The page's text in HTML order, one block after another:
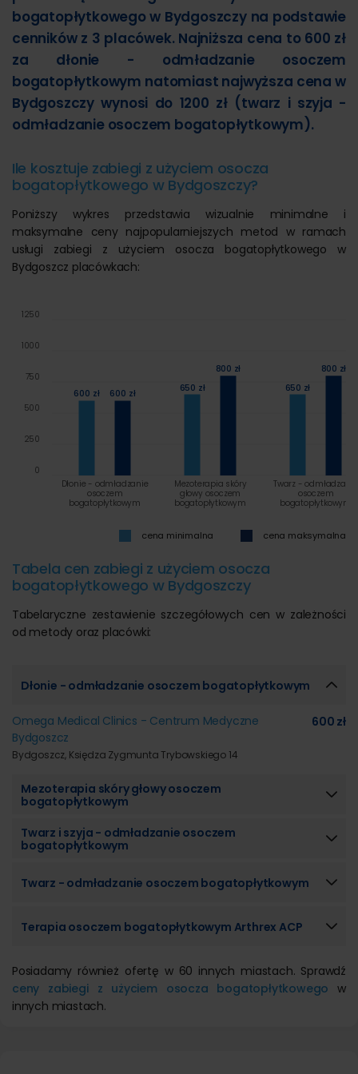
bogatopłytkowego w Bydgoszczy na podstawie
cenników z 3 placówek. Najniższa cena to 600 zł
za dłonie - odmładzanie osoczem
bogatopłytkowym natomiast najwyższa cena w
Bydgoszczy wynosi do 1200 zł (twarz i szyja -
odmładzanie osoczem bogatopłytkowym).
Ile kosztuje zabiegi z użyciem osocza
bogatopłytkowego w Bydgoszczy?
Poniższy wykres przedstawia wizualnie minimalne i
maksymalne ceny najpopularniejszych metod w ramach
usługi zabiegi z użyciem osocza bogatopłytkowego w
Bydgoszcz placówkach:
600 zł 650 zł 650 zł
600 zł
800 zł 800 zł
Dłonie - odmładzanie
osoczem
bogatopłytkowym
Mezoterapia skóry
głowy osoczem
bogatopłytkowym
Twarz - odmładzanie
osoczem
bogatopłytkowym
0
250
500
750
1000
1250
cena minimalna cena maksymalna
Tabela cen zabiegi z użyciem osocza
bogatopłytkowego w Bydgoszczy
Tabelaryczne zestawienie szczegółowych cen w zależności
od metody oraz placówki:
Dłonie - odmładzanie osoczem bogatopłytkowym
Omega Medical Clinics - Centrum Medyczne
Bydgoszcz
Bydgoszcz, Księdza Zygmunta Trybowskiego 14
600 zł
Mezoterapia skóry głowy osoczem
bogatopłytkowym
Twarz i szyja - odmładzanie osoczem
bogatopłytkowym
Twarz - odmładzanie osoczem bogatopłytkowym
Terapia osoczem bogatopłytkowym Arthrex ACP
Posiadamy również ofertę w 60 innych miastach. Sprawdź
ceny zabiegi z użyciem osocza bogatopłytkowego w
innych miastach.